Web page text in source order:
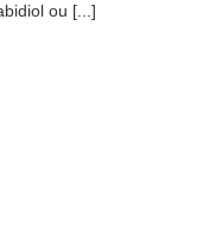
ou [...]